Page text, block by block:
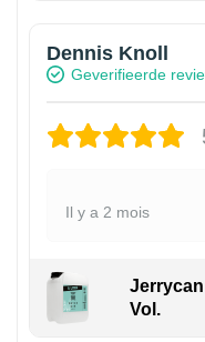
Dennis Knoll
Geverifieerde
Il y a 2 mois
Jerrycan
Vol.